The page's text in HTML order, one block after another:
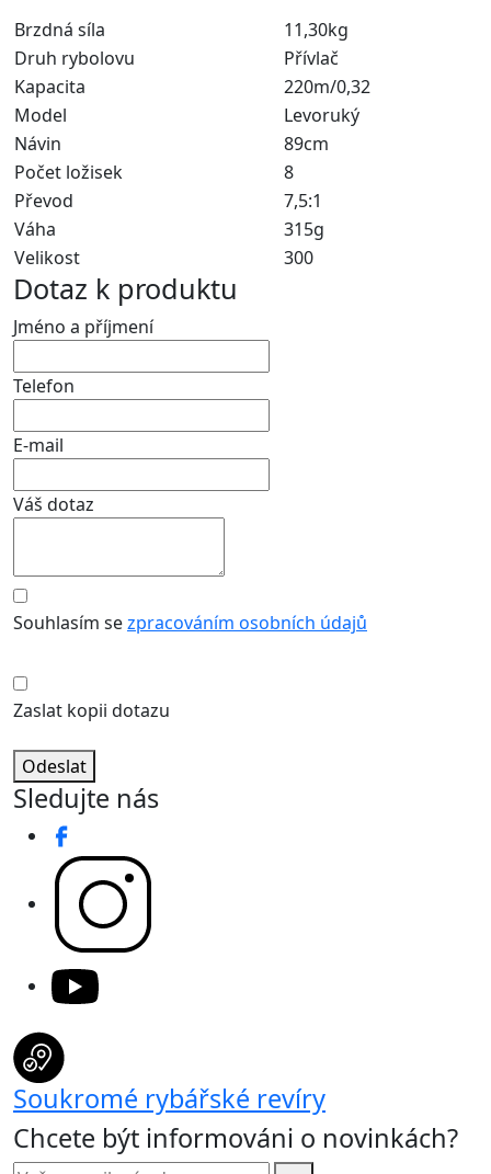
Brzdná síla
11,30kg
Druh rybolovu
Přívlač
Kapacita
220m/0,32
Model
Levoruký
Návin
89cm
Počet ložisek
8
Převod
7,5:1
Váha
315g
Velikost
300
Dotaz k produktu
Jméno a příjmení
Telefon
E-mail
Váš dotaz
Souhlasím sezpracováním osobních údajů
Zaslat kopii dotazu
Odeslat
Sledujte nás
Soukromé rybářské revíry
Chcete být informováni o novinkách?